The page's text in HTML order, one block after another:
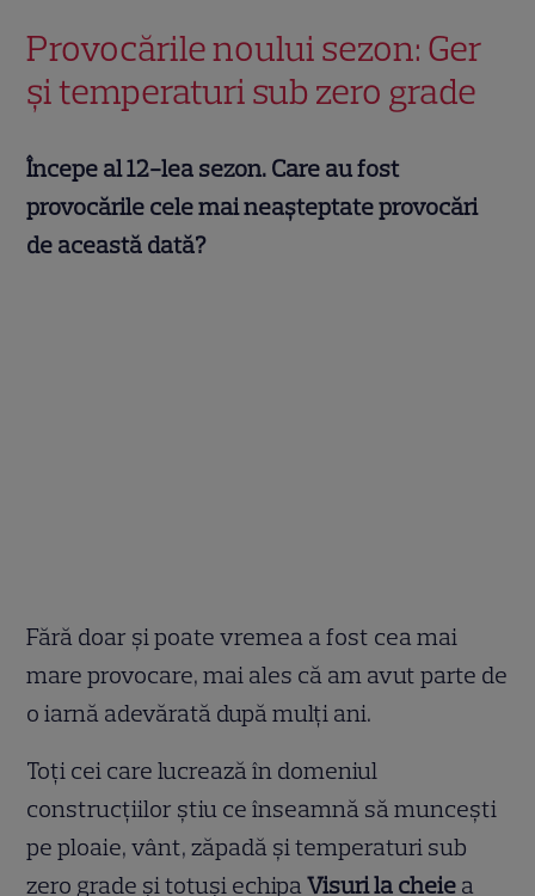
Provocările noului sezon: Ger
și temperaturi sub zero grade
Începe al 12-lea sezon. Care au fost
provocările cele mai neașteptate provocări
de această dată?
Fără doar și poate vremea a fost cea mai
mare provocare, mai ales că am avut parte de
o iarnă adevărată după mulți ani.
Toți cei care lucrează în domeniul
construcțiilor știu ce înseamnă să muncești
pe ploaie, vânt, zăpadă și temperaturi sub
zero grade și totuși echipaVisuri la cheie a